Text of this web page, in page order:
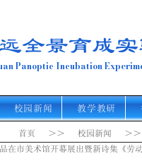
全景育成
Panoptic Incubation
校园新闻 教学教研
： 首页 ＞＞ 校园新闻 ＞
在市美术馆开幕展出暨新诗集《劳